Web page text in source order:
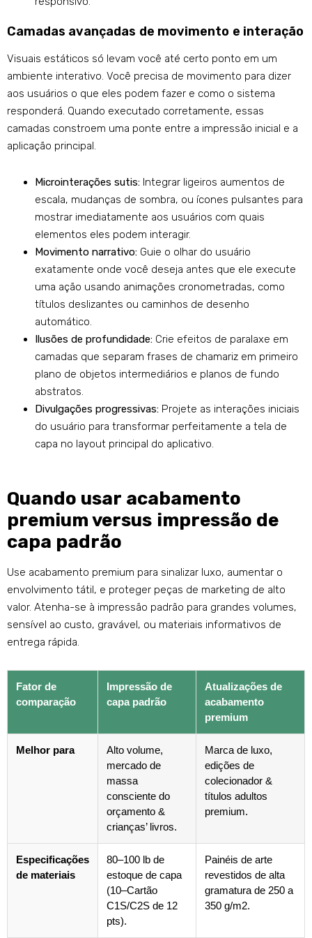
Camadas avançadas de movimento e interação
Visuais estáticos só levam você até certo ponto em um
ambiente interativo. Você precisa de movimento para dizer
aos usuários o que eles podem fazer e como o sistema
responderá. Quando executado corretamente, essas
camadas constroem uma ponte entre a impressão inicial e a
aplicação principal.
Microinterações sutis: Integrar ligeiros aumentos de
escala, mudanças de sombra, ou ícones pulsantes para
mostrar imediatamente aos usuários com quais
elementos eles podem interagir.
Movimento narrativo: Guie o olhar do usuário
exatamente onde você deseja antes que ele execute
uma ação usando animações cronometradas, como
títulos deslizantes ou caminhos de desenho
automático.
Ilusões de profundidade: Crie efeitos de paralaxe em
camadas que separam frases de chamariz em primeiro
plano de objetos intermediários e planos de fundo
abstratos.
Divulgações progressivas: Projete as interações iniciais
do usuário para transformar perfeitamente a tela de
capa no layout principal do aplicativo.
Quando usar acabamento
premium versus impressão de
capa padrão
Use acabamento premium para sinalizar luxo, aumentar o
envolvimento tátil, e proteger peças de marketing de alto
valor. Atenha-se à impressão padrão para grandes volumes,
sensível ao custo, gravável, ou materiais informativos de
entrega rápida.
Fator de
comparação
Impressão de
capa padrão
Atualizações de
acabamento
premium
Melhor para
Alto volume,
mercado de
massa
consciente do
orçamento &
crianças’ livros.
Marca de luxo,
edições de
colecionador &
títulos adultos
premium.
Especificações
de materiais
80–100 lb de
estoque de capa
(10–Cartão
C1S/C2S de 12
pts).
Painéis de arte
revestidos de alta
gramatura de 250 a
350 g/m2.